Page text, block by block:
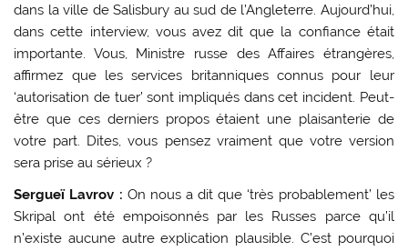
dans la ville de Salisbury au sud de l’Angleterre. Aujourd’hui,
dans cette interview, vous avez dit que la confiance était
importante. Vous, Ministre russe des Affaires étrangères,
affirmez que les services britanniques connus pour leur
‘autorisation de tuer’ sont impliqués dans cet incident. Peut-
être que ces derniers propos étaient une plaisanterie de
votre part. Dites, vous pensez vraiment que votre version
sera prise au sérieux ?
Sergueï Lavrov : On nous a dit que ‘très probablement’ les
Skripal ont été empoisonnés par les Russes parce qu’il
n’existe aucune autre explication plausible. C’est pourquoi